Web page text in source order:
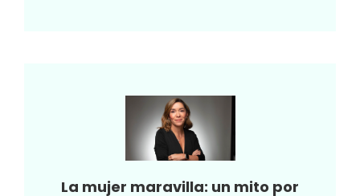
Colombia (Andi). Fueron seleccionadas
dentro de un grupo de 50 aspirantes y se
integran al gremio para fortalecer las
políticas de equidad de género en las
organizaciones y dar una nuevo aire al
La mujer maravilla: un mito por